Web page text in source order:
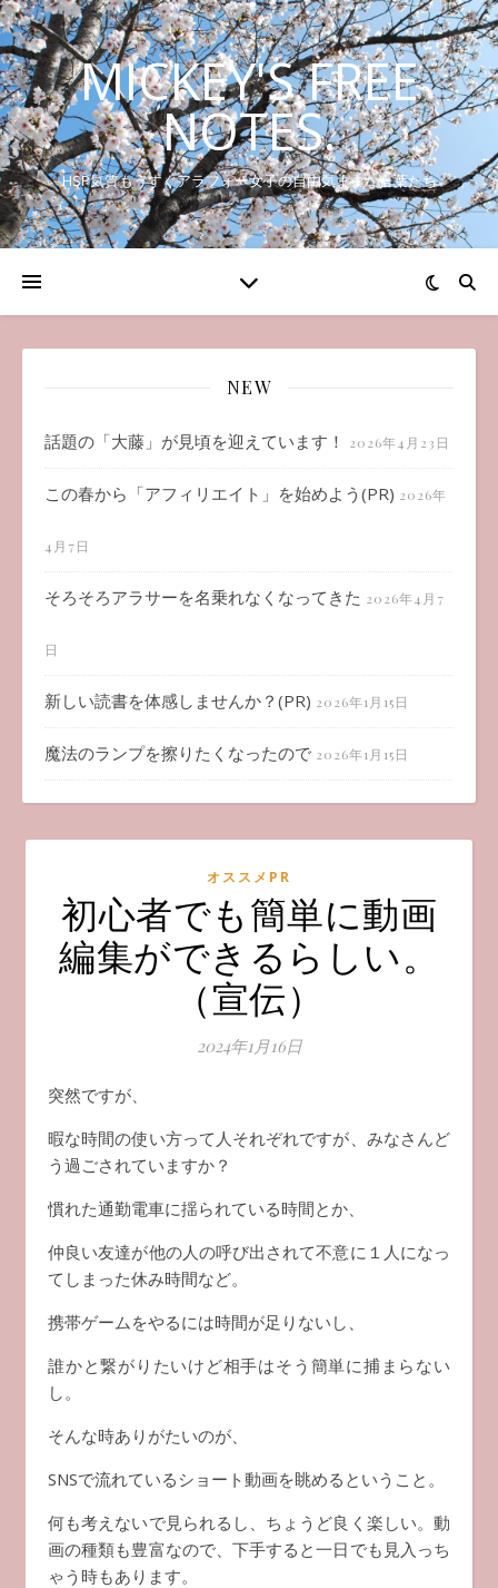
MICKEY'S FREE
NOTES.
HSP気質もうすぐアラフォー女子の自由気ままな言葉たち
NEW
話題の「大藤」が見頃を迎えています！ 2026年4月23日
この春から「アフィリエイト」を始めよう(PR) 2026年
4月7日
そろそろアラサーを名乗れなくなってきた 2026年4月7
日
新しい読書を体感しませんか？(PR) 2026年1月15日
魔法のランプを擦りたくなったので 2026年1月15日
オススメPR
初心者でも簡単に動画
編集ができるらしい。
（宣伝）
2024年1月16日
突然ですが、
暇な時間の使い方って人それぞれですが、みなさんど
う過ごされていますか？
慣れた通勤電車に揺られている時間とか、
仲良い友達が他の人の呼び出されて不意に１人になっ
てしまった休み時間など。
携帯ゲームをやるには時間が足りないし、
誰かと繋がりたいけど相手はそう簡単に捕まらない
し。
そんな時ありがたいのが、
SNSで流れているショート動画を眺めるということ。
何も考えないで見られるし、ちょうど良く楽しい。動
画の種類も豊富なので、下手すると一日でも見入っち
ゃう時もあります。